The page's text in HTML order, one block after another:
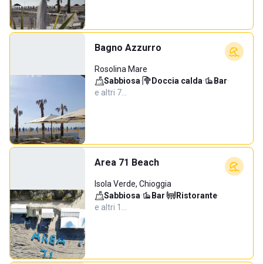
Bagno Azzurro
Rosolina Mare
Sabbiosa· Doccia calda· Bar·
e altri 7…
Area 71 Beach
Isola Verde, Chioggia
Sabbiosa· Bar· Ristorante·
e altri 1…